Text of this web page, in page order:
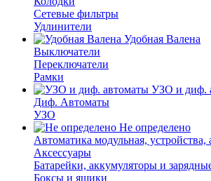
Сетевые фильтры
Удлинители
Удобная Валена
Выключатели
Переключатели
Рамки
УЗО и диф.
Диф. Автоматы
УЗО
Не определено
Автоматика модульная, устройства,
Аксессуары
Батарейки, аккумуляторы и
Боксы и ящики